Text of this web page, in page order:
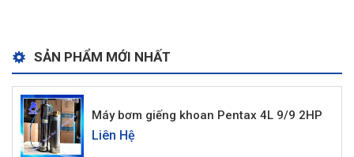
SẢN PHẨM MỚI NHẤT
Máy bơm giếng khoan Pentax 4L 9/9 2HP
Liên Hệ